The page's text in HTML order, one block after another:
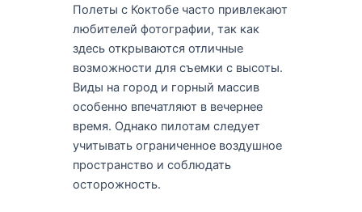
Полеты с Коктобе часто привлекают
любителей фотографии, так как
здесь открываются отличные
возможности для съемки с высоты.
Виды на город и горный массив
особенно впечатляют в вечернее
время. Однако пилотам следует
учитывать ограниченное воздушное
пространство и соблюдать
осторожность.